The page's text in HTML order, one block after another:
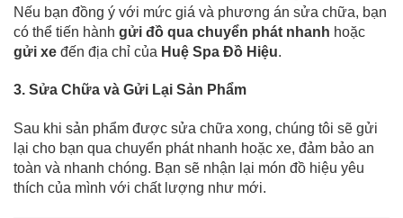
Nếu bạn đồng ý với mức giá và phương án sửa chữa, bạn
có thể tiến hành gửi đồ qua chuyển phát nhanh hoặc
gửi xe đến địa chỉ của Huệ Spa Đồ Hiệu.
3. Sửa Chữa và Gửi Lại Sản Phẩm
Sau khi sản phẩm được sửa chữa xong, chúng tôi sẽ gửi
lại cho bạn qua chuyển phát nhanh hoặc xe, đảm bảo an
toàn và nhanh chóng. Bạn sẽ nhận lại món đồ hiệu yêu
thích của mình với chất lượng như mới.